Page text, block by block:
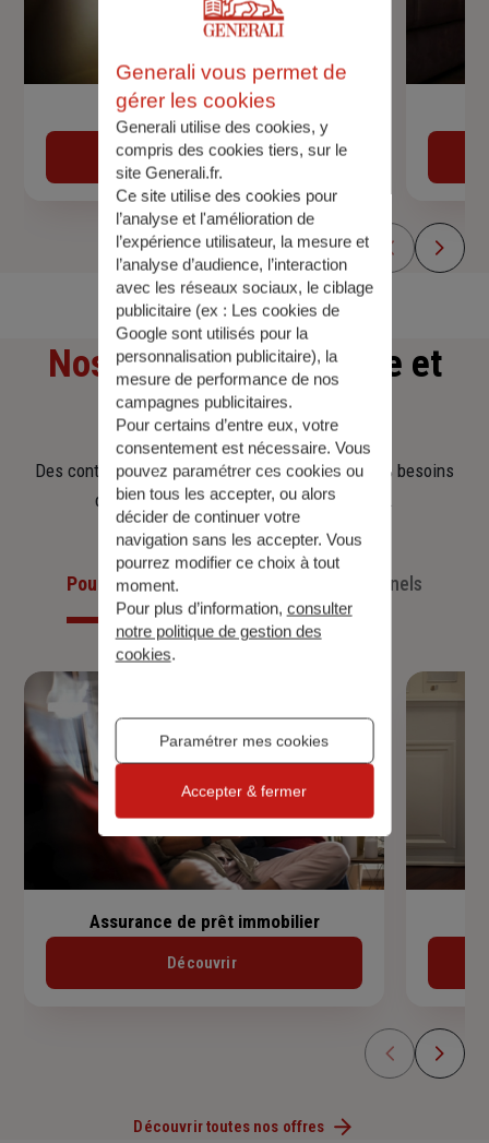
Devis assurance auto
Obtenir une estimation
Nos offresd'assurance et
d'épargne
Des contrats clairs et flexibles pour sécuriser vos besoins
d’aujourd’hui et anticiper ceux de demain.
Pour les particuliers Pour les professionnels
Assurance de prêt immobilier
Découvrir
Découvrir toutes nos offres
Generali vous permet de
gérer les cookies
Generali utilise des cookies, y
compris des cookies tiers, sur le
site Generali.fr.
Ce site utilise des cookies pour
l’analyse et l'amélioration de
l’expérience utilisateur, la mesure et
l’analyse d’audience, l’interaction
avec les réseaux sociaux, le ciblage
publicitaire (ex : Les cookies de
Google sont utilisés pour la
personnalisation publicitaire), la
mesure de performance de nos
campagnes publicitaires.
Pour certains d’entre eux, votre
consentement est nécessaire. Vous
pouvez paramétrer ces cookies ou
bien tous les accepter, ou alors
décider de continuer votre
navigation sans les accepter. Vous
pourrez modifier ce choix à tout
moment.
Pour plus d’information, consulter
notre politique de gestion des
cookies.
Paramétrer mes cookies
Accepter & fermer